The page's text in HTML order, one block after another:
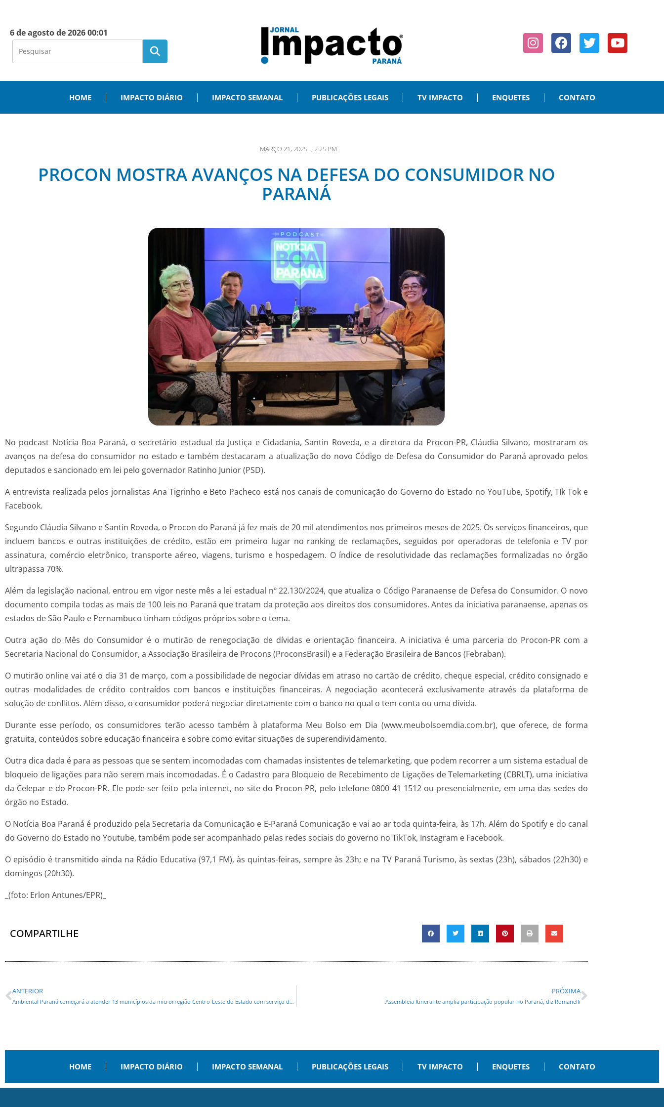
6 de agosto de 2026 00:01
HOME IMPACTO DIÁRIO IMPACTO SEMANAL PUBLICAÇÕES LEGAIS TV IMPACTO ENQUETES CONTATO
MARÇO 21, 2025 , 2:25 PM
PROCON MOSTRA AVANÇOS NA DEFESA DO CONSUMIDOR NO
PARANÁ
No podcast Notícia Boa Paraná, o secretário estadual da Justiça e Cidadania, Santin Roveda, e a diretora da Procon-PR, Cláudia Silvano, mostraram os
avanços na defesa do consumidor no estado e também destacaram a atualização do novo Código de Defesa do Consumidor do Paraná aprovado pelos
deputados e sancionado em lei pelo governador Ratinho Junior (PSD).
A entrevista realizada pelos jornalistas Ana Tigrinho e Beto Pacheco está nos canais de comunicação do Governo do Estado no YouTube, Spotify, TIk Tok e
Facebook.
Segundo Cláudia Silvano e Santin Roveda, o Procon do Paraná já fez mais de 20 mil atendimentos nos primeiros meses de 2025. Os serviços financeiros, que
incluem bancos e outras instituições de crédito, estão em primeiro lugar no ranking de reclamações, seguidos por operadoras de telefonia e TV por
assinatura, comércio eletrônico, transporte aéreo, viagens, turismo e hospedagem. O índice de resolutividade das reclamações formalizadas no órgão
ultrapassa 70%.
Além da legislação nacional, entrou em vigor neste mês a lei estadual nº 22.130/2024, que atualiza o Código Paranaense de Defesa do Consumidor. O novo
documento compila todas as mais de 100 leis no Paraná que tratam da proteção aos direitos dos consumidores. Antes da iniciativa paranaense, apenas os
estados de São Paulo e Pernambuco tinham códigos próprios sobre o tema.
Outra ação do Mês do Consumidor é o mutirão de renegociação de dívidas e orientação financeira. A iniciativa é uma parceria do Procon-PR com a
Secretaria Nacional do Consumidor, a Associação Brasileira de Procons (ProconsBrasil) e a Federação Brasileira de Bancos (Febraban).
O mutirão online vai até o dia 31 de março, com a possibilidade de negociar dívidas em atraso no cartão de crédito, cheque especial, crédito consignado e
outras modalidades de crédito contraídos com bancos e instituições financeiras. A negociação acontecerá exclusivamente através da plataforma de
solução de conflitos. Além disso, o consumidor poderá negociar diretamente com o banco no qual o tem conta ou uma dívida.
Durante esse período, os consumidores terão acesso também à plataforma Meu Bolso em Dia (www.meubolsoemdia.com.br), que oferece, de forma
gratuita, conteúdos sobre educação financeira e sobre como evitar situações de superendividamento.
Outra dica dada é para as pessoas que se sentem incomodadas com chamadas insistentes de telemarketing, que podem recorrer a um sistema estadual de
bloqueio de ligações para não serem mais incomodadas. É o Cadastro para Bloqueio de Recebimento de Ligações de Telemarketing (CBRLT), uma iniciativa
da Celepar e do Procon-PR. Ele pode ser feito pela internet, no site do Procon-PR, pelo telefone 0800 41 1512 ou presencialmente, em uma das sedes do
órgão no Estado.
O Notícia Boa Paraná é produzido pela Secretaria da Comunicação e E-Paraná Comunicação e vai ao ar toda quinta-feira, às 17h. Além do Spotify e do canal
do Governo do Estado no Youtube, também pode ser acompanhado pelas redes sociais do governo no TikTok, Instagram e Facebook.
O episódio é transmitido ainda na Rádio Educativa (97,1 FM), às quintas-feiras, sempre às 23h; e na TV Paraná Turismo, às sextas (23h), sábados (22h30) e
domingos (20h30).
_(foto: Erlon Antunes/EPR)_
COMPARTILHE
ANTERIOR
Ambiental Paraná começará a atender 13 municípios da microrregião Centro-Leste do Estado com serviço de esgoto sanitário
PRÓXIMA
Assembleia Itinerante amplia participação popular no Paraná, diz Romanelli
HOME IMPACTO DIÁRIO IMPACTO SEMANAL PUBLICAÇÕES LEGAIS TV IMPACTO ENQUETES CONTATO